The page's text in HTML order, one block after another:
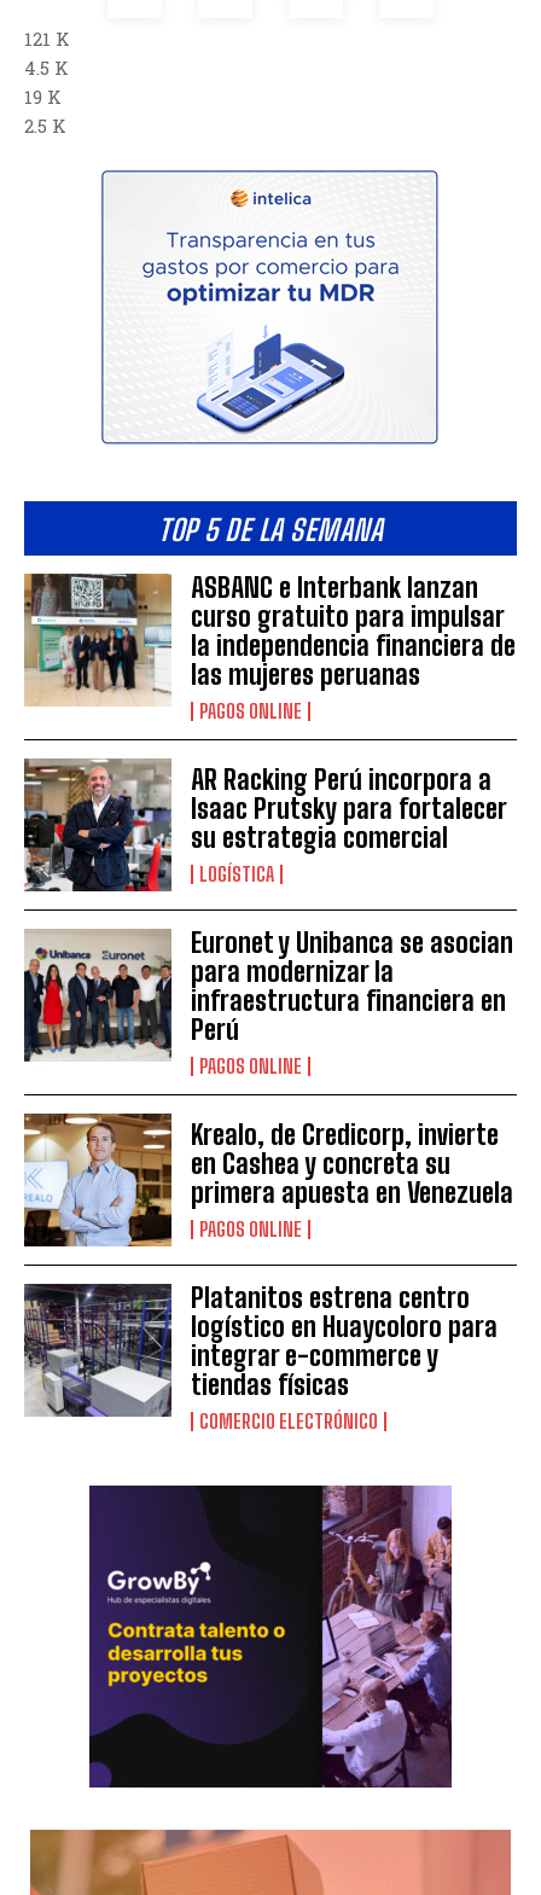
121 K
4.5 K
19 K
2.5 K
TOP 5 DE LA SEMANA
ASBANC e Interbank lanzan
curso gratuito para impulsar
la independencia financiera de
las mujeres peruanas
PAGOS ONLINE
AR Racking Perú incorpora a
Isaac Prutsky para fortalecer
su estrategia comercial
LOGÍSTICA
Euronet y Unibanca se asocian
para modernizar la
infraestructura financiera en
Perú
PAGOS ONLINE
Krealo, de Credicorp, invierte
en Cashea y concreta su
primera apuesta en Venezuela
PAGOS ONLINE
Platanitos estrena centro
logístico en Huaycoloro para
integrar e-commerce y
tiendas físicas
COMERCIO ELECTRÓNICO